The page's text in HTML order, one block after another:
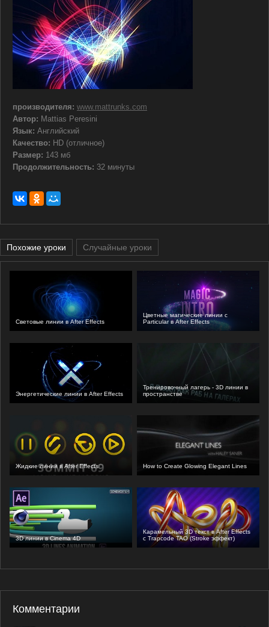
производителя: www.mattrunks.com
Автор: Mattias Peresini
Язык: Английский
Качество: HD (отличное)
Размер: 143 мб
Продолжительность: 32 минуты
Похожие уроки Случайные уроки
Световые линии в After Effects
Цветные магические линии с
Particular в After Effects
Энергетические линии в After Effects
Тренировочный лагерь - 3D линии в
пространстве
Жидкие линии в After Effects How to Create Glowing Elegant Lines
3D линии в Cinema 4D
Карамельный 3D текст в After Effects
с Trapcode TAO (Stroke эффект)
Комментарии